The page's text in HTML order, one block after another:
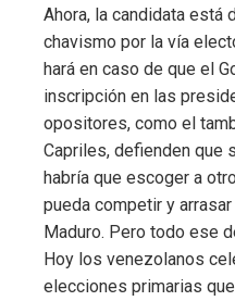
Ahora, la candidata está
chavismo por la vía
hará en caso de que el
inscripción en las
opositores, como el
Capriles, defienden que
habría que escoger a
pueda competir y
Maduro. Pero todo ese
Hoy los venezolanos
elecciones primarias